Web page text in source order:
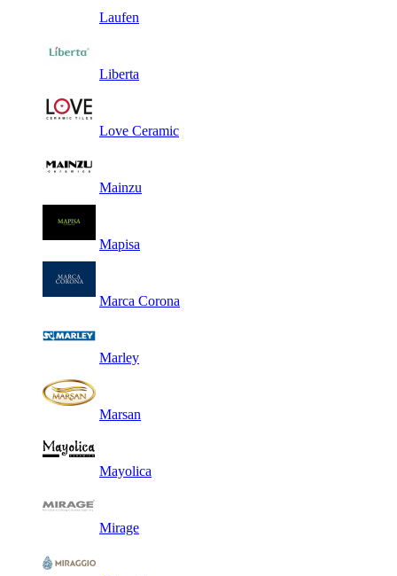
Laufen
Liberta
Love Ceramic
Mainzu
Mapisa
Marca Corona
Marley
Marsan
Mayolica
Mirage